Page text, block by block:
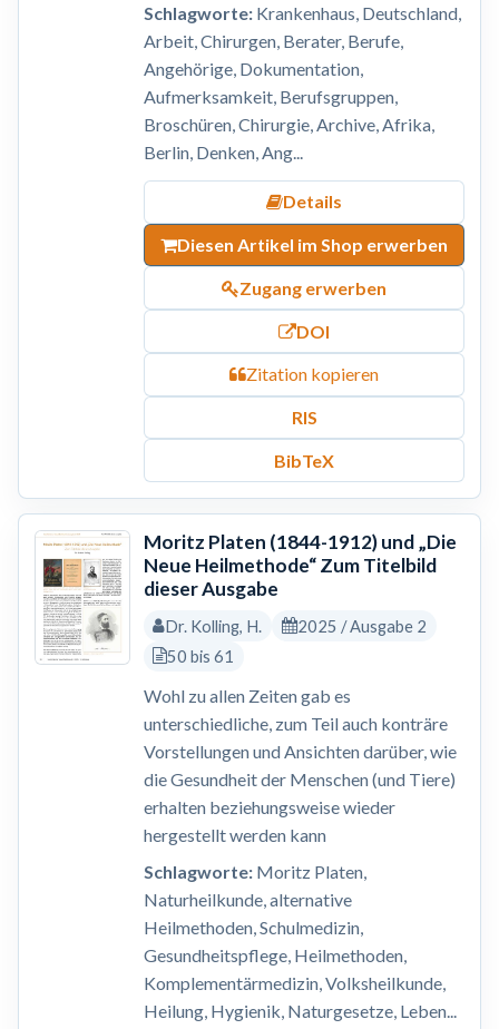
Schlagworte:Krankenhaus, Deutschland,
Arbeit, Chirurgen, Berater, Berufe,
Angehörige, Dokumentation,
Aufmerksamkeit, Berufsgruppen,
Broschüren, Chirurgie, Archive, Afrika,
Berlin, Denken, Ang...
Details
Diesen Artikel im Shop erwerben
Zugang erwerben
DOI
Zitation kopieren
RIS
BibTeX
Moritz Platen (1844-1912) und „Die
Neue Heilmethode“ Zum Titelbild
dieser Ausgabe
Dr. Kolling, H.
2025 / Ausgabe 2
50 bis 61
Wohl zu allen Zeiten gab es
unterschiedliche, zum Teil auch konträre
Vorstellungen und Ansichten darüber, wie
die Gesundheit der Menschen (und Tiere)
erhalten beziehungsweise wieder
hergestellt werden kann
Schlagworte:Moritz Platen,
Naturheilkunde, alternative
Heilmethoden, Schulmedizin,
Gesundheitspflege, Heilmethoden,
Komplementärmedizin, Volksheilkunde,
Heilung, Hygienik, Naturgesetze, Leben...